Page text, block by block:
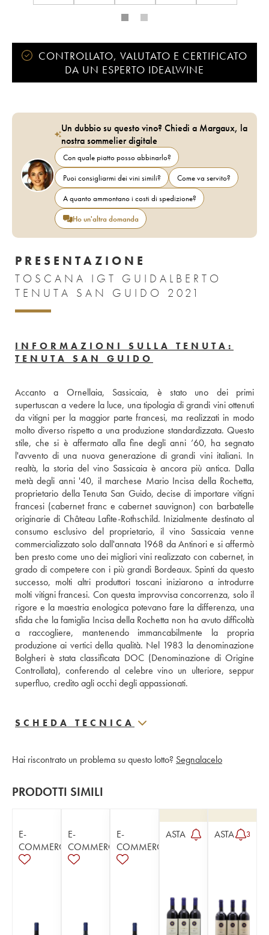
CONTROLLATO, VALUTATO E CERTIFICATO
DA UN ESPERTO IDEALWINE
Un dubbio su questo vino? Chiedi a Margaux, la
nostra sommelier digitale
Con quale piatto posso abbinarlo?
Puoi consigliarmi dei vini simili?
Come va servito?
A quanto ammontano i costi di spedizione?
Ho un'altra domanda
PRESENTAZIONE
TOSCANA IGT GUIDALBERTO
TENUTA SAN GUIDO 2021
INFORMAZIONI SULLA TENUTA:
TENUTA SAN GUIDO
Accanto a Ornellaia, Sassicaia, è stato uno dei primi
supertuscan a vedere la luce, una tipologia di grandi vini ottenuti
da vitigni per la maggior parte francesi, ma realizzati in modo
molto diverso rispetto a una produzione standardizzata. Questo
stile, che si è affermato alla fine degli anni ’60, ha segnato
l'avvento di una nuova generazione di grandi vini italiani. In
realtà, la storia del vino Sassicaia è ancora più antica. Dalla
metà degli anni '40, il marchese Mario Incisa della Rochetta,
proprietario della Tenuta San Guido, decise di importare vitigni
francesi (cabernet franc e cabernet sauvignon) con barbatelle
originarie di Château Lafite-Rothschild. Inizialmente destinato al
consumo esclusivo del proprietario, il vino Sassicaia venne
commercializzato solo dall'annata 1968 da Antinori e si affermò
ben presto come uno dei migliori vini realizzato con cabernet, in
grado di competere con i più grandi Bordeaux. Spinti da questo
successo, molti altri produttori toscani iniziarono a introdurre
molti vitigni francesi. Con questa improvvisa concorrenza, solo il
rigore e la maestria enologica potevano fare la differenza, una
sfida che la famiglia Incisa della Rochetta non ha avuto difficoltà
a raccogliere, mantenendo immancabilmente la propria
produzione ai vertici della qualità. Nel 1983 la denominazione
Bolgheri è stata classificata DOC (Denominazione di Origine
Controllata), conferendo al celebre vino un ulteriore, seppur
superfluo, credito agli occhi degli appassionati.
SCHEDA TECNICA
Hai riscontrato un problema su questo lotto? Segnalacelo
PRODOTTI SIMILI
E-
COMMERCE
E-
COMMERCE
E-
COMMERCE
ASTA ASTA 3